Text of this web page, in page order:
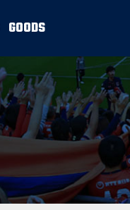
GOODS